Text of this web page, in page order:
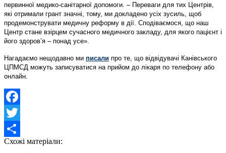
первинної медико-санітарної допомоги. – Переваги для тих Центрів,
які отримали грант значні, тому, ми докладено усіх зусиль, щоб
продемонструвати медичну реформу в дії. Сподіваємося, що наш
Центр стане взірцем сучасного медичного закладу, для якого пацієнт і
його здоров’я – понад усе».
Нагадаємо нещодавно ми писали про те, що відвідувачі Канівського
ЦПМСД можуть записуватися на прийом до лікаря по телефону або
онлайн.
Facebook
Twitter
Share
Схожі матеріали: